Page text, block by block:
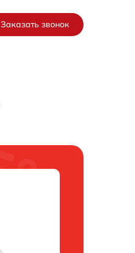
Заказать звонок